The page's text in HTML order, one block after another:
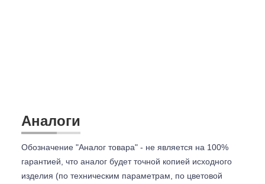
Аналоги
Обозначение "Аналог товара" - не является на 100%
гарантией, что аналог будет точной копией исходного
изделия (по техническим параметрам, по цветовой